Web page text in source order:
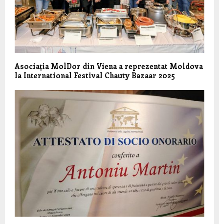
Asociația MolDor din Viena a reprezentat Moldova
la International Festival Chauty Bazaar 2025